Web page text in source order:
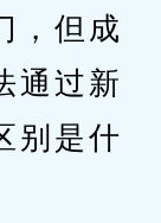
，但成
通过新
别是什